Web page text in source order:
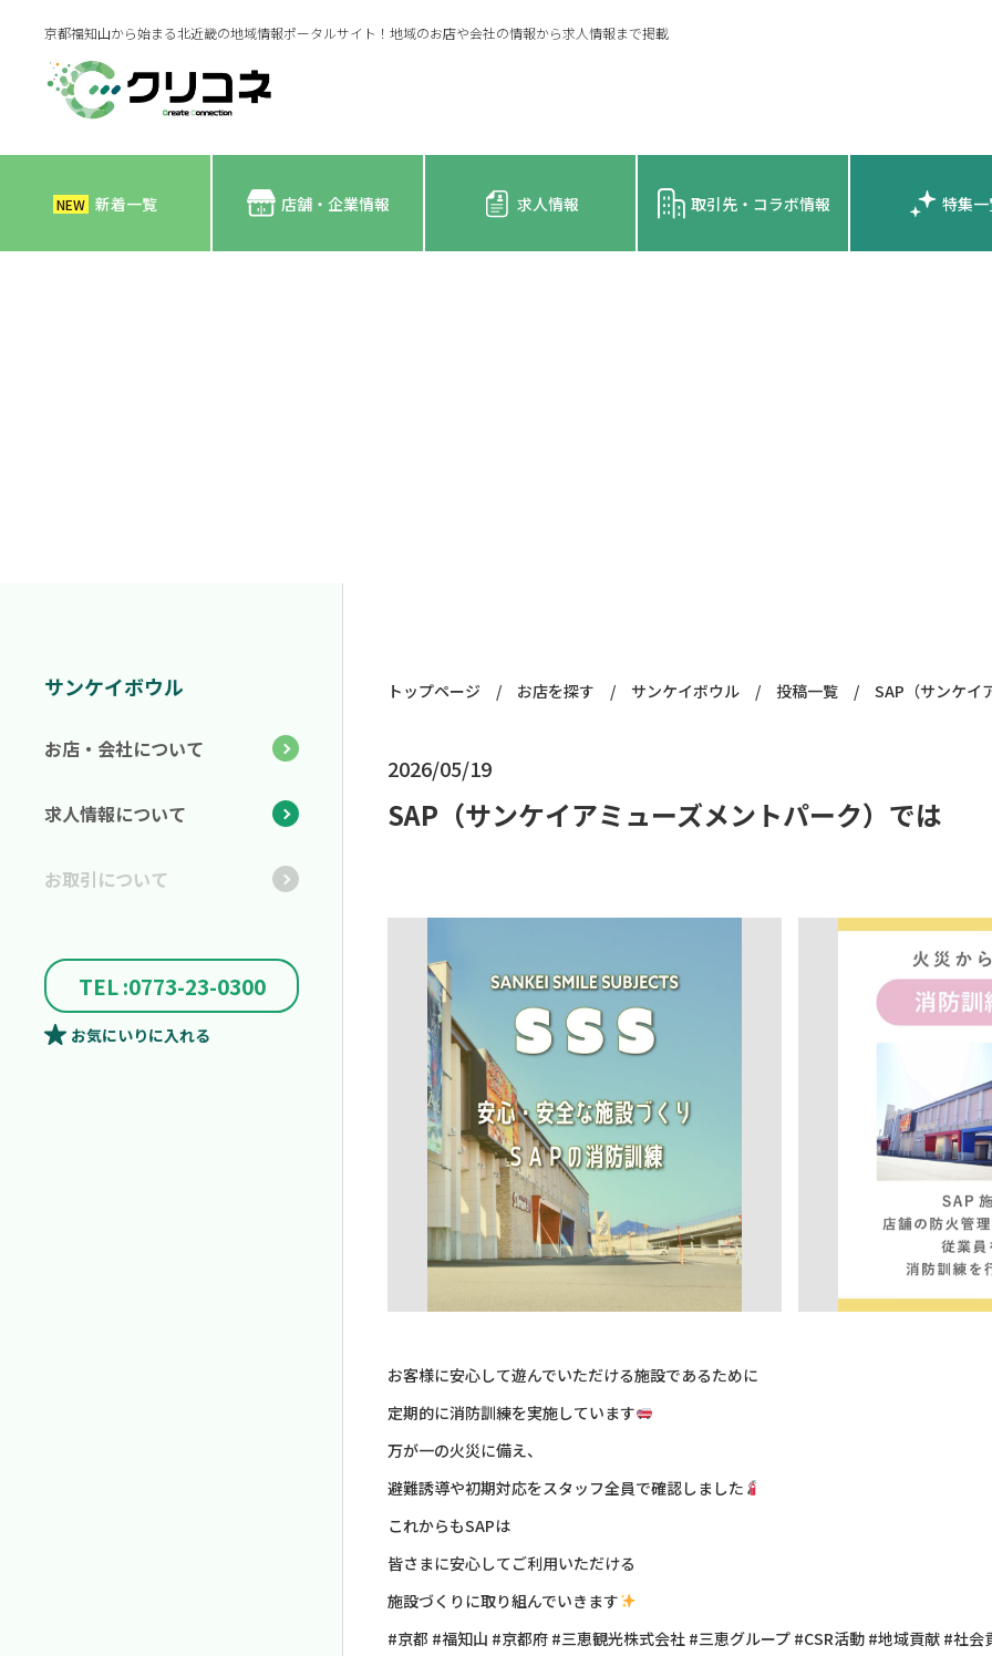
京都福知山から始まる北近畿の地域情報ポータルサイト！地域のお店や会社の情報から求人情報まで掲載
NEW 新着一覧 店舗・企業情報 求人情報 取引先・コラボ情報 特集一
トップページ / お店を探す / サンケイボウル / 投稿一覧 /
2026/05/19
SAP（サンケイアミューズメントパーク）では
お客様に安心して遊んでいただける施設であるために
定期的に消防訓練を実施しています
万が一の火災に備え、
避難誘導や初期対応をスタッフ全員で確認しました
これからもSAPは
皆さまに安心してご利用いただける
施設づくりに取り組んでいきます
#京都 #福知山 #京都府 #三恵観光株式会社 #三恵グループ #CSR活動 #地域貢献 #社会
サンケイボウル
お店・会社について
求人情報について
お取引について
TEL :0773-23-0300
お気にいりに入れる